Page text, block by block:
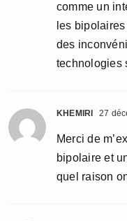
comme un
les
des
technologies
KHEMIRI 27
Merci de
bipolaire et
quel raison